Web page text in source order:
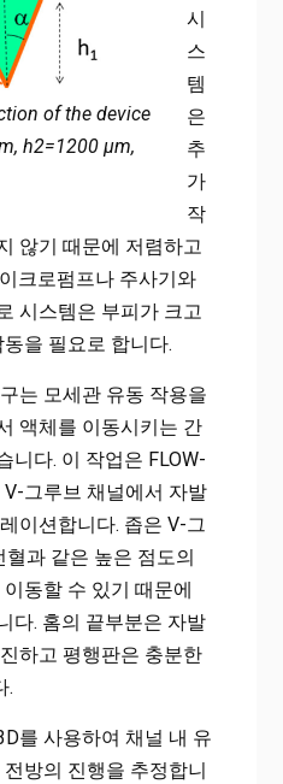
of the device
h2=1200 µm,
시
스
템
은
추
가
작
않기 때문에 저렴하고
크로펌프나 주사기와
시스템은 부피가 크고
을 필요로 합니다.
는 모세관 유동 작용을
액체를 이동시키는 간
니다. 이 작업은 FLOW-
그루브 채널에서 자발
이션합니다. 좁은 V-그
과 같은 높은 점도의
동할 수 있기 때문에
다. 홈의 끝부분은 자발
하고 평행판은 충분한
.
를 사용하여 채널 내 유
방의 진행을 추정합니